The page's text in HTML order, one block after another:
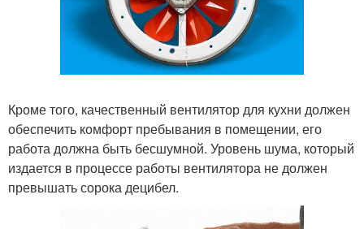
Кроме того, качественный вентилятор для кухни должен
обеспечить комфорт пребывания в помещении, его
работа должна быть бесшумной. Уровень шума, который
издается в процессе работы вентилятора не должен
превышать сорока децибел.